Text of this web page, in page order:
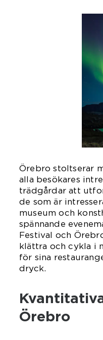
Örebro stoltserar
alla besökares
trädgårdar att
de som är
museum och
spännande
Festival och
klättra och cykla i
för sina
dryck.
Örebro